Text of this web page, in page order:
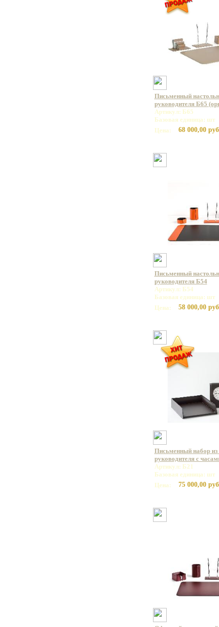
Письменный
руководителя Б65
Артикул: Б65
Базовая единица: шт
Цена:
68 000,00
Письменный
руководителя Б54
Артикул: Б54
Базовая единица: шт
Цена:
58 000,00
Письменный набор из
руководителя с
Артикул: Б21
Базовая единица: шт
Цена:
75 000,00